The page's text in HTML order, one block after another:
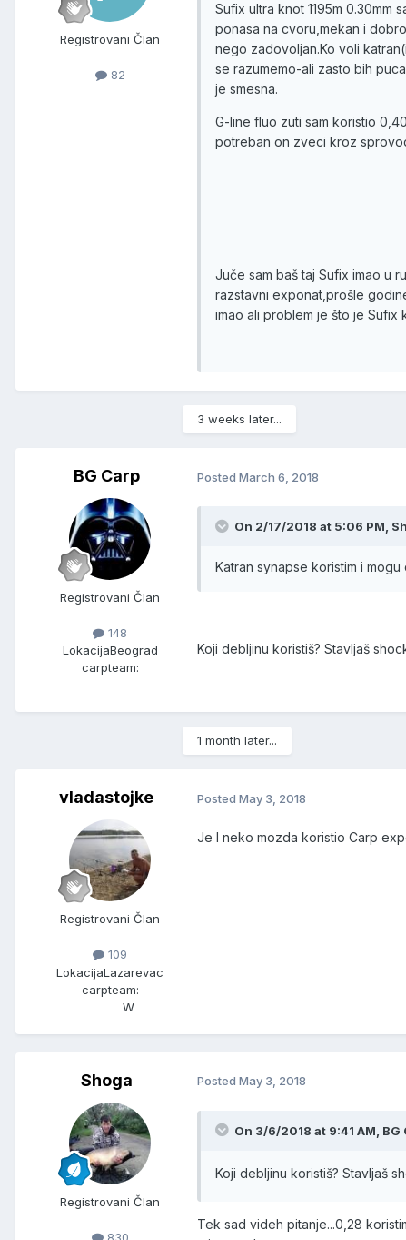
Registrovani Član
82
Sufix ultra knot 1195m 0.30mm
ponasa na cvoru,mekan i
nego zadovoljan.Ko voli
se razumemo-ali zasto bih
je smesna.
G-line fluo zuti sam koristio
potreban on zveci kroz
Juče sam baš taj Sufix imao u
razstavni exponat,prošle
imao ali problem je što je Sufix
3 weeks later...
BG Carp
Registrovani Član
148
LokacijaBeograd
carpteam:
-
Posted March 6, 2018
On 2/17/2018 at 5:06 PM,
Katran synapse koristim i
Koji debljinu koristiš? Stavljaš
1 month later...
vladastojke
Registrovani Član
109
LokacijaLazarevac
carpteam:
W
Posted May 3, 2018
Je l neko mozda koristio Carp
Shoga
Registrovani Član
830
Posted May 3, 2018
On 3/6/2018 at 9:41 AM, BG
Koji debljinu koristiš? Stavljaš
Tek sad videh pitanje...0,28